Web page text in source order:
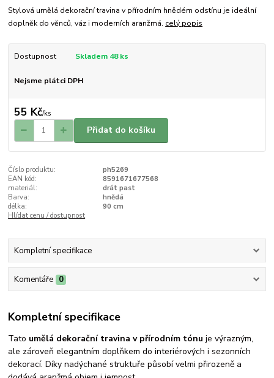
Stylová umělá dekorační travina v přírodním hnědém odstínu je ideální
doplněk do věnců, váz i moderních aranžmá. celý popis
Dostupnost Skladem 48 ks
Nejsme plátci DPH
55 Kč/ks
Přidat do košíku
Číslo produktu:
ph5269
EAN kód:
8591671677568
materiál:
drát past
Barva:
hnědá
délka:
90 cm
Hlídat cenu / dostupnost
Kompletní specifikace
Komentáře 0
Kompletní specifikace
Tato umělá dekorační travina v přírodním tónu je výrazným,
ale zároveň elegantním doplňkem do interiérových i sezonních
dekorací. Díky nadýchané struktuře působí velmi přirozeně a